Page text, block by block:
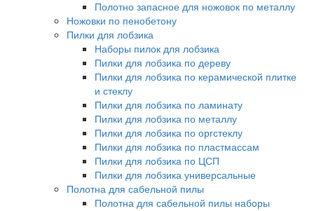
Полотно запасное для ножовок по металлу
Ножовки по пенобетону
Пилки для лобзика
Наборы пилок для лобзика
Пилки для лобзика по дереву
Пилки для лобзика по керамической плитке
и стеклу
Пилки для лобзика по ламинату
Пилки для лобзика по металлу
Пилки для лобзика по оргстеклу
Пилки для лобзика по пластмассам
Пилки для лобзика по ЦСП
Пилки для лобзика универсальные
Полотна для сабельной пилы
Полотна для сабельной пилы наборы